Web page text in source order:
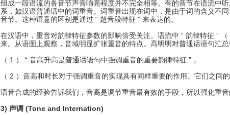
组成一段语流的各音节声音响亮程度并不完全相等。有的音节在语流中
系，如汉语普通话中的词重音。词重音出现在词中，是由于词的含义不
音节。这种语意的区别是通过 “ 超音段特征 ” 来表达的。
在汉语中，重音对韵律特征参数的影响倍受关注。语流中 “ 韵律特征 ”
来。从语图上观察，音域明显扩张重音的特点。高明明对普通话语句汇
（ 1 ） “ 音高升高是普通话语句中强调重音的重要韵律特征 ” 。
（ 2 ）音高和时长对于强调重音的实现具有同样重要的作用。它们之间
语音合成的经验告诉我们，音高是调节重音最有效的手段，所以强化重音
3) 声调 (Tone and Internation)